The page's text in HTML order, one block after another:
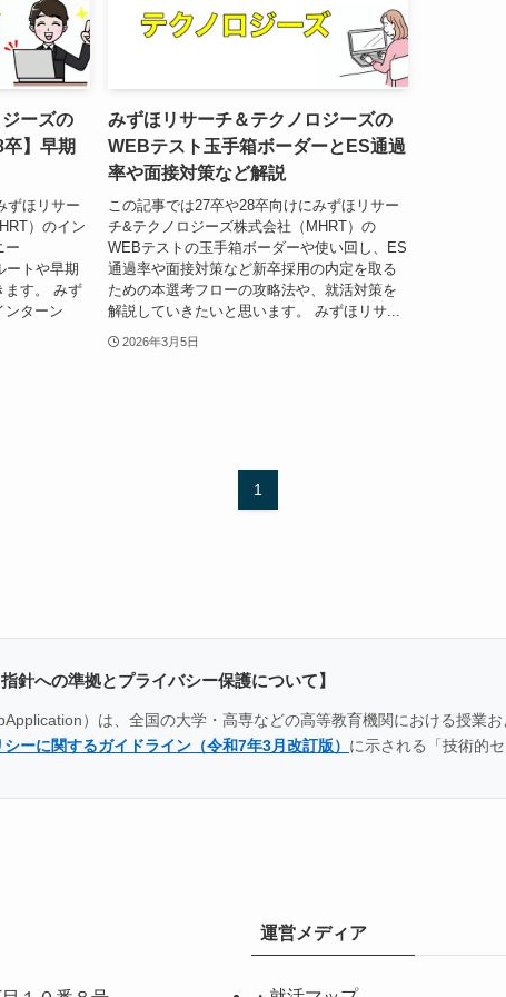
ーズの
】早期
ずほリサー
）のイン
ー
ートや早期
ます。 みず
ンターン
みずほリサーチ＆テクノロジーズの
WEBテスト玉手箱ボーダーとES通過
率や面接対策など解説
この記事では27卒や28卒向けにみずほリサー
チ&テクノロジーズ株式会社（MHRT）の
WEBテストの玉手箱ボーダーや使い回し、ES
通過率や面接対策など新卒採用の内定を取る
ための本選考フローの攻略法や、就活対策を
解説していきたいと思います。 みずほリサ...
2026年3月5日
1
針への準拠とプライバシー保護について】
）は、全国の大学・高専などの高等教育機関における授業
ーに関するガイドライン（令和7年3月改訂版） に示される「技術的
運営メディア